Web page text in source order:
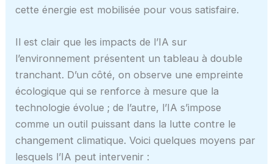
cette énergie est mobilisée pour vous satisfaire.
Il est clair que les impacts de l’IA sur
l’environnement présentent un tableau à double
tranchant. D’un côté, on observe une empreinte
écologique qui se renforce à mesure que la
technologie évolue ; de l’autre, l’IA s’impose
comme un outil puissant dans la lutte contre le
changement climatique. Voici quelques moyens par
lesquels l’IA peut intervenir :